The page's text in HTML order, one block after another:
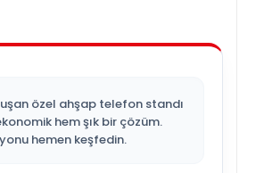
özel ahşap telefon standı
hem şık bir çözüm.
hemen keşfedin.